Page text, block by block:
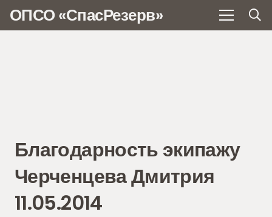
ОПСО «СпасРезерв»
Благодарность экипажу
Черченцева Дмитрия
11.05.2014